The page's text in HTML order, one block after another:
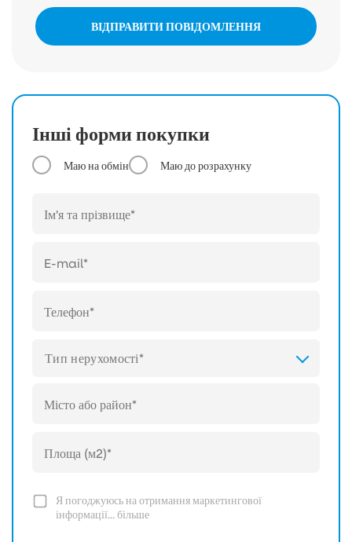
ВІДПРАВИТИ ПОВІДОМЛЕННЯ
Інші форми покупки
Маю на обмін Маю до розрахунку
Тип нерухомості*
Я погоджуюсь на отримання маркетингової
інформації...більше